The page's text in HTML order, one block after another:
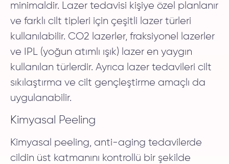
minimaldir. Lazer tedavisi kişiye özel planlanır
ve farklı cilt tipleri için çeşitli lazer türleri
kullanılabilir. CO2 lazerler, fraksiyonel lazerler
ve IPL (yoğun atımlı ışık) lazer en yaygın
kullanılan türlerdir. Ayrıca lazer tedavileri cilt
sıkılaştırma ve cilt gençleştirme amaçlı da
uygulanabilir.
Kimyasal Peeling
Kimyasal peeling, anti-aging tedavilerde
cildin üst katmanını kontrollü bir şekilde